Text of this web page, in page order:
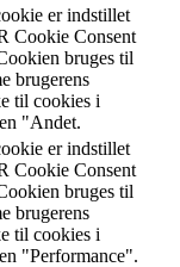
er indstillet
Cookie Consent
bruges til
brugerens
til cookies i
"Andet.
er indstillet
Cookie Consent
bruges til
brugerens
til cookies i
"Performance".